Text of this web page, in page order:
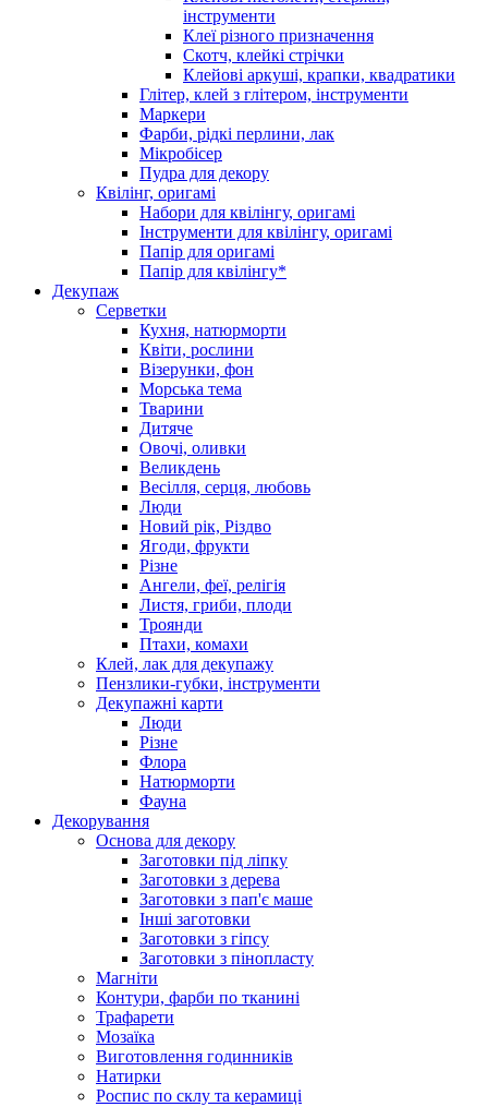
інструменти
Клеї різного призначення
Скотч, клейкі стрічки
Клейові аркуші, крапки, квадратики
Глітер, клей з глітером, інструменти
Маркери
Фарби, рідкі перлини, лак
Мікробісер
Пудра для декору
Квілінг, оригамі
Набори для квілінгу, оригамі
Інструменти для квілінгу, оригамі
Папір для оригамі
Папір для квілінгу*
Декупаж
Серветки
Кухня, натюрморти
Квіти, рослини
Візерунки, фон
Морська тема
Тварини
Дитяче
Овочі, оливки
Великдень
Весілля, серця, любовь
Люди
Новий рік, Різдво
Ягоди, фрукти
Різне
Ангели, феї, релігія
Листя, гриби, плоди
Троянди
Птахи, комахи
Клей, лак для декупажу
Пензлики-губки, інструменти
Декупажні карти
Люди
Різне
Флора
Натюрморти
Фауна
Декорування
Основа для декору
Заготовки під ліпку
Заготовки з дерева
Заготовки з пап'є маше
Інші заготовки
Заготовки з гіпсу
Заготовки з пінопласту
Магніти
Контури, фарби по тканині
Трафарети
Мозаїка
Виготовлення годинників
Натирки
Роспис по склу та керамиці